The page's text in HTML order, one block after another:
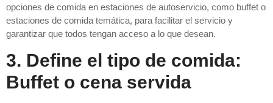
opciones de comida en estaciones de autoservicio, como buffet o
estaciones de comida temática, para facilitar el servicio y
garantizar que todos tengan acceso a lo que desean.
3. Define el tipo de comida:
Buffet o cena servida